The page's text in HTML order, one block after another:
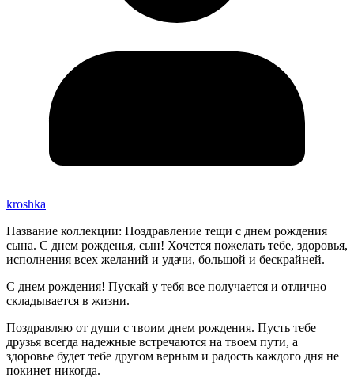
kroshka
Название коллекции: Поздравление тещи с днем рождения
сына. С днем рожденья, сын! Хочется пожелать тебе, здоровья,
исполнения всех желаний и удачи, большой и бескрайней.
С днем рождения! Пускай у тебя все получается и отлично
складывается в жизни.
Поздравляю от души с твоим днем рождения. Пусть тебе
друзья всегда надежные встречаются на твоем пути, а
здоровье будет тебе другом верным и радость каждого дня не
покинет никогда.